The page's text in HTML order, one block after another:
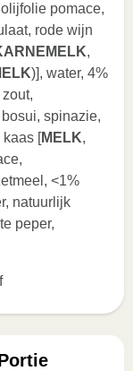
pomace,
rode wijn
,
)], water, 4%
spinazie,
kaas [MELK,
<1%
natuurlijk
peper,